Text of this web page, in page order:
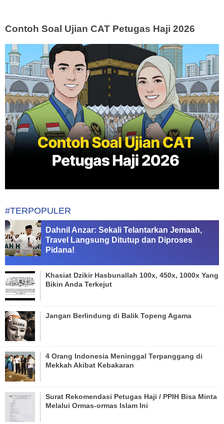
Contoh Soal Ujian CAT Petugas Haji 2026
#TERPOPULER
Dahnil Anzar: Sekali Telantarkan Jemaah,
Travel Langsung Ditutup dan Diproses
Pidana!
Khasiat Dzikir Hasbunallah 100x, 450x, 1000x Yang
Bikin Anda Terkejut
Jangan Berlindung di Balik Topeng Agama
4 Orang Indonesia Meninggal Terpanggang di
Mekkah Akibat Kebakaran
Surat Rekomendasi Petugas Haji / PPIH Bisa Minta
Melalui Ormas-ormas Islam Ini